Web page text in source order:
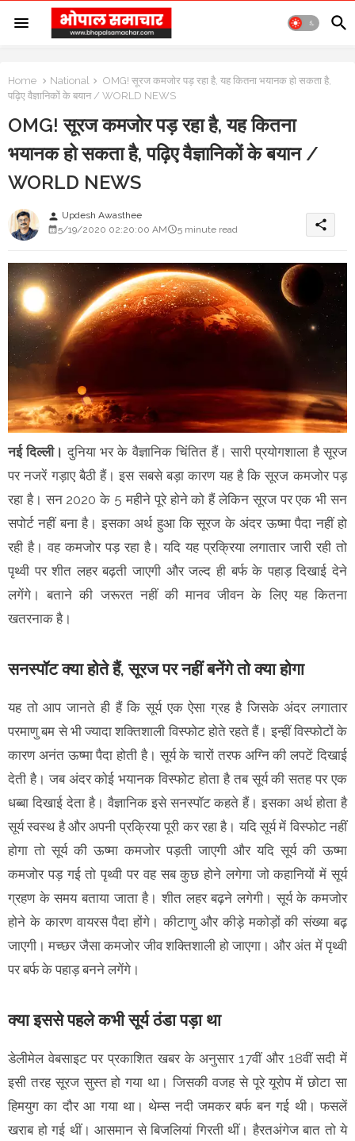
Home National
OMG! सूरज कमजोर पड़ रहा है, यह कितना भयानक हो सकता है,
पढ़िए वैज्ञानिकों के बयान / WORLD NEWS
OMG! सूरज कमजोर पड़ रहा है, यह कितना
भयानक हो सकता है, पढ़िए वैज्ञानिकों के बयान /
WORLD NEWS
person Updesh Awasthee
5/19/2020 02:20:00 AM
5 minute read share
नई दिल्ली।दुनिया भर के वैज्ञानिक चिंतित हैं। सारी प्रयोगशाला है सूरज
पर नजरें गड़ाए बैठी हैं। इस सबसे बड़ा कारण यह है कि सूरज कमजोर पड़
रहा है। सन 2020 के 5 महीने पूरे होने को हैं लेकिन सूरज पर एक भी सन
सपोर्ट नहीं बना है। इसका अर्थ हुआ कि सूरज के अंदर ऊष्मा पैदा नहीं हो
रही है। वह कमजोर पड़ रहा है। यदि यह प्रक्रिया लगातार जारी रही तो
पृथ्वी पर शीत लहर बढ़ती जाएगी और जल्द ही बर्फ के पहाड़ दिखाई देने
लगेंगे। बताने की जरूरत नहीं की मानव जीवन के लिए यह कितना
खतरनाक है।
सनस्पॉट क्या होते हैं, सूरज पर नहीं बनेंगे तो क्या होगा
यह तो आप जानते ही हैं कि सूर्य एक ऐसा ग्रह है जिसके अंदर लगातार
परमाणु बम से भी ज्यादा शक्तिशाली विस्फोट होते रहते हैं। इन्हीं विस्फोटों के
कारण अनंत ऊष्मा पैदा होती है। सूर्य के चारों तरफ अग्नि की लपटें दिखाई
देती है। जब अंदर कोई भयानक विस्फोट होता है तब सूर्य की सतह पर एक
धब्बा दिखाई देता है। वैज्ञानिक इसे सनस्पॉट कहते हैं। इसका अर्थ होता है
सूर्य स्वस्थ है और अपनी प्रक्रिया पूरी कर रहा है। यदि सूर्य में विस्फोट नहीं
होगा तो सूर्य की ऊष्मा कमजोर पड़ती जाएगी और यदि सूर्य की ऊष्मा
कमजोर पड़ गई तो पृथ्वी पर वह सब कुछ होने लगेगा जो कहानियों में सूर्य
ग्रहण के समय बताया जाता है। शीत लहर बढ़ने लगेगी। सूर्य के कमजोर
होने के कारण वायरस पैदा होंगे। कीटाणु और कीड़े मकोड़ों की संख्या बढ़
जाएगी। मच्छर जैसा कमजोर जीव शक्तिशाली हो जाएगा। और अंत में पृथ्वी
पर बर्फ के पहाड़ बनने लगेंगे।
क्या इससे पहले कभी सूर्य ठंडा पड़ा था
डेलीमेल वेबसाइट पर प्रकाशित खबर के अनुसार 17वीं और 18वीं सदी में
इसी तरह सूरज सुस्त हो गया था। जिसकी वजह से पूरे यूरोप में छोटा सा
हिमयुग का दौर आ गया था। थेम्स नदी जमकर बर्फ बन गई थी। फसलें
खराब हो गई थीं। आसमान से बिजलियां गिरती थीं। हैरतअंगेज बात तो ये